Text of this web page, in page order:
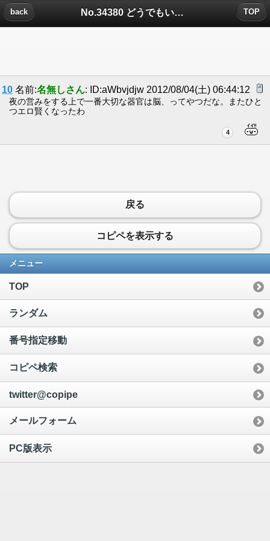
No.34380 どうでもいいセックスするのはやめた方がいいについたコメント
back TOP
10 名前:名無しさん: ID:aWbvjdjw 2012/08/04(土) 06:44:12
夜の営みをする上で一番大切な器官は脳、ってやつだな。またひと
つエロ賢くなったわ
4
戻る
コピペを表示する
メニュー
TOP
ランダム
番号指定移動
コピペ検索
twitter@copipe
メールフォーム
PC版表示